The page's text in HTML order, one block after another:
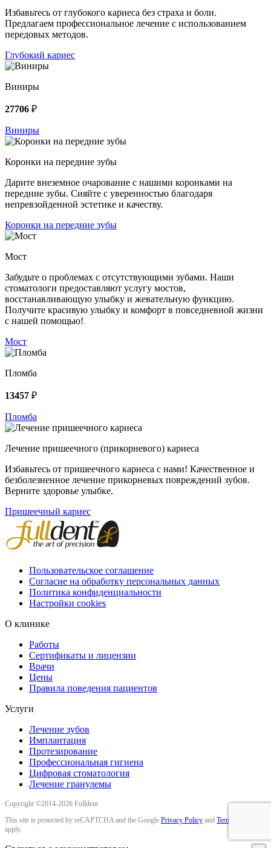
Избавьтесь от глубокого кариеса без страха и боли.
Предлагаем профессиональное лечение с использованием
передовых методов.
Глубокий кариес
Виниры
27706 ₽
Виниры
Коронки на передние зубы
Дарите внеземное очарование с нашими коронками на
передние зубы. Сияйте с уверенностью благодаря
непревзойденной эстетике и качеству.
Коронки на передние зубы
Мост
Забудьте о проблемах с отсутствующими зубами. Наши
стоматологи предоставляют услугу мостов,
восстанавливающую улыбку и жевательную функцию.
Получите красивую улыбку и комфорт в повседневной жизни
с нашей помощью!
Мост
Пломба
13457 ₽
Пломба
Лечение пришеечного (прикорневого) кариеса
Избавьтесь от пришеечного кариеса с нами! Качественное и
безболезненное лечение прикорневых повреждений зубов.
Верните здоровье улыбке.
Пришеечный кариес
Пользовательское соглашение
Согласие на обработку персональных данных
Политика конфиденциальности
Настройки cookies
О клинике
Работы
Сертификаты и лицензии
Врачи
Цены
Правила поведения пациентов
Услуги
Лечение зубов
Имплантация
Протезирование
Профессиональная гигиена
Цифровая стоматология
Лечение гранулемы
Copyright ©2014-2026 Fulldent
This site is protected by reCAPTCHA and the Google Privacy Policy and Terms of Service
apply.